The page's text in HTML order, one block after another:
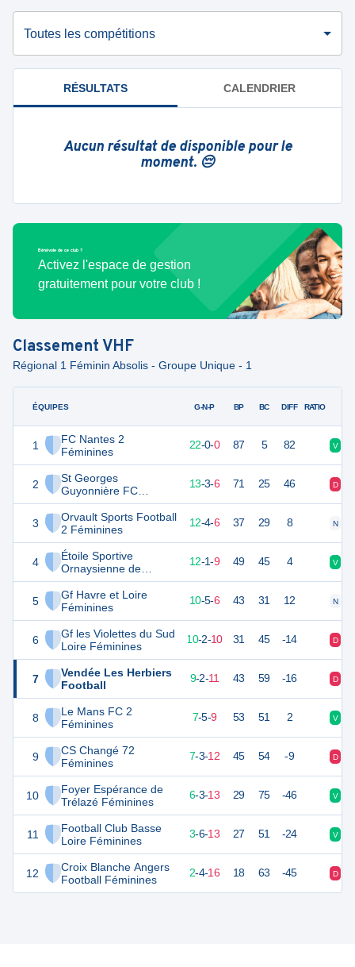
Toutes les compétitions
RÉSULTATS CALENDRIER
Aucun résultat de disponible pour le
moment. 😔
Bénévole de ce club ?
Activez l'espace de gestion
gratuitement pour votre club !
Classement VHF
Régional 1 Féminin Absolis - Groupe Unique - 1
ÉQUIPES
1
FC Nantes 2
Féminines
2
St Georges
Guyonnière FC
Féminines
3
Orvault Sports Football
2 Féminines
4
Étoile Sportive
Ornaysienne de
Football 2 Féminines
5
Gf Havre et Loire
Féminines
6
Gf les Violettes du Sud
Loire Féminines
7
Vendée Les Herbiers
Football
8
Le Mans FC 2
Féminines
9
CS Changé 72
Féminines
10
Foyer Espérance de
Trélazé Féminines
11
Football Club Basse
Loire Féminines
12
Croix Blanche Angers
Football Féminines
G-N-P BP BC DIFF RATIO
22-0-0 87 5 82 V
13-3-6 71 25 46 D
40 22 12-4-6 37 29 8 N
12-1-9 49 45 4 V
34 10-5-6 43 31 12 N
32 22 10-2-10 31 45 -14 D
26 22 9-2-11 43 59 -16 D
7-5-9 53 51 2 V
7-3-12 45 54 -9 D
21 6-3-13 29 75 -46 V
15 3-6-13 27 51 -24 V
10 22 2-4-16 18 63 -45 D